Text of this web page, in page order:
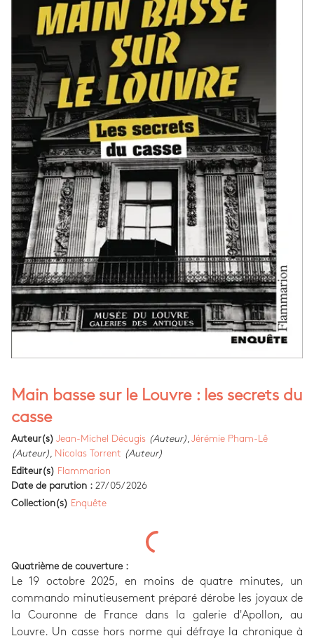
Main basse sur le Louvre : les secrets du
casse
Auteur(s) Jean-Michel Décugis (Auteur) Jérémie Pham-Lê
(Auteur)
Nicolas Torrent (Auteur)
Editeur(s) Flammarion
Date de parution : 27/05/2026
Collection(s) Enquête
Quatrième de couverture :
Le 19 octobre 2025, en moins de quatre minutes, un
commando minutieusement préparé dérobe les joyaux de
la Couronne de France dans la galerie d'Apollon, au
Louvre. Un casse hors norme qui défraye la chronique à